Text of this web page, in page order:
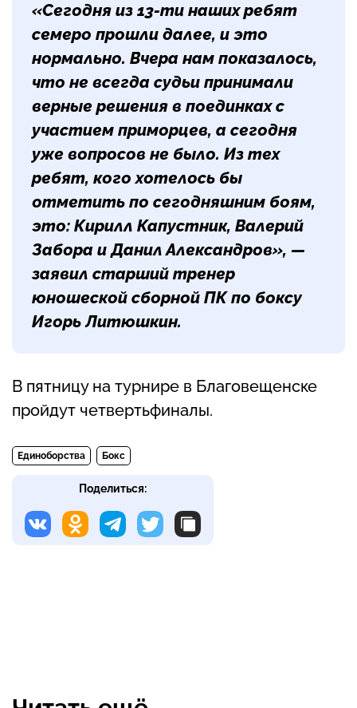
«Сегодня из 13-ти наших ребят
семеро прошли далее, и это
нормально. Вчера нам показалось,
что не всегда судьи принимали
верные решения в поединках с
участием приморцев, а сегодня
уже вопросов не было. Из тех
ребят, кого хотелось бы
отметить по сегодняшним боям,
это: Кирилл Капустник, Валерий
Забора и Данил Александров», —
заявил старший тренер
юношеской сборной ПК по боксу
Игорь Литюшкин.
В пятницу на турнире в Благовещенске
пройдут четвертьфиналы.
Единоборства Бокс
Поделиться: